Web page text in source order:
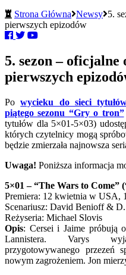
Strona Główna Newsy 5.
pierwszych epizodów
5. sezon – oficjalne
pierwszych
Powycieku do sieci
piątego sezonu “Gry o tron”
tytułów dla 5×01-5×03)
których czytelnicy mogą
będzie zmierzała najnowsza
Uwaga! Poniższa informacja
5×01 – “The Wars to Come”
Premiera: 12 kwietnia w USA,
Scenariusz: David Benioff &
Reżyseria: Michael Slovis
Opis: Cersei i Jaime próbują
Lannistera. Varys
przygotowywanego przezeń
nowym zagrożeniem. Jon